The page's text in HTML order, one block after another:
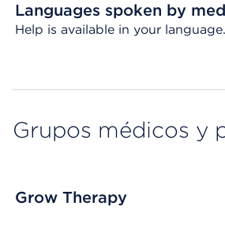
Languages spoken by
Help is available in your language.
Grupos médicos y
Grow Therapy